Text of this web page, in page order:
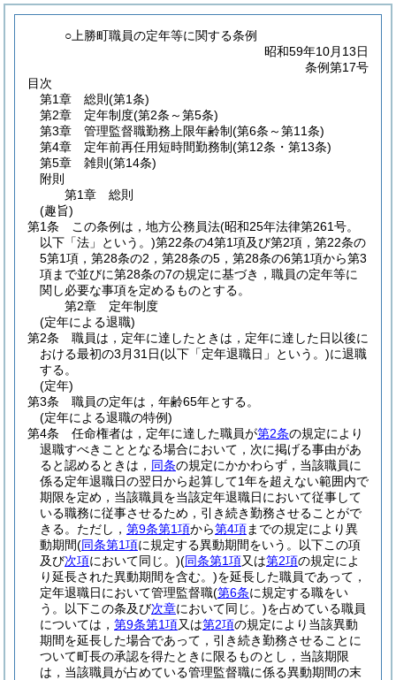
○上勝町職員の定年等に関する条例
昭和59年10月13日
条例第17号
目次
第1章
総則 (第1条)
第2章
定年制度(第2条～第5条)
第3章
管理監督職勤務上限年齢制(第6条～第11条)
第4章
定年前再任用短時間勤務制(第12条・第13条)
第5章
雑則 (第14条)
附則
第1章
総則
(趣旨)
第1条
この条例は，地方公務員法(昭和25年法律第261号。
以下「法」という。)第22条の4第1項及び第2項，第22条の
5第1項，第28条の2，第28条の5，第28条の6第1項から第3
項まで並びに第28条の7の規定に基づき，職員の定年等に
関し必要な事項を定めるものとする。
第2章
定年制度
(定年による退職)
第2条
職員は，定年に達したときは，定年に達した日以後に
おける最初の3月31日(以下「定年退職日」という。)に退職
する。
(定年)
第3条
職員の定年は，年齢65年とする。
(定年による退職の特例)
第4条
任命権者は，定年に達した職員が第2条の規定により
退職すべきこととなる場合において，次に掲げる事由があ
ると認めるときは， 同条の規定にかかわらず，当該職員に
係る定年退職日の翌日から起算して1年を超えない範囲内で
期限を定め，当該職員を当該定年退職日において従事して
いる職務に従事させるため，引き続き勤務させることがで
きる。 ただし， 第9条第1項から第4項までの規定により異
動期間(同条第1項に規定する異動期間をいう。以下この項
及び次項において同じ。)(同条第1項又は第2項の規定によ
り延長された異動期間を含む。)を延長した職員であって，
定年退職日において管理監督職(第6条に規定する職をい
う。以下この条及び次章において同じ。)を占めている職員
については， 第9条第1項又は第2項の規定により当該異動
期間を延長した場合であって，引き続き勤務させることに
ついて町長の承認を得たときに限るものとし，当該期限
は，当該職員が占めている管理監督職に係る異動期間の末